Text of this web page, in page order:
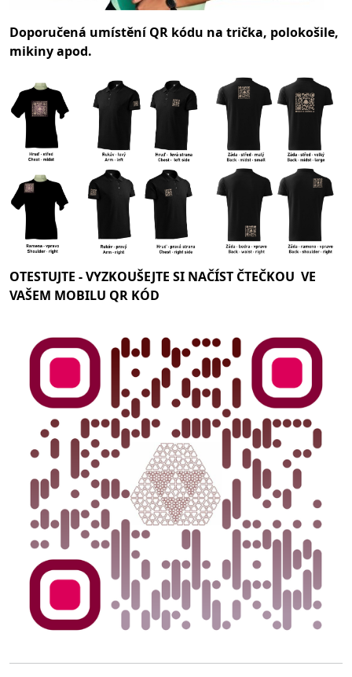
Doporučená umístění QR kódu na trička, polokošile,
mikiny apod.
OTESTUJTE -VYZKOUŠEJTE SI NAČÍST ČTEČKOU VE
VAŠEM MOBILU QR KÓD